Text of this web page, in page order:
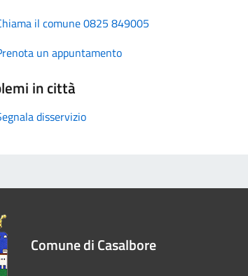
il comune 0825 849005
un appuntamento
in città
disservizio
Comune di Casalbore